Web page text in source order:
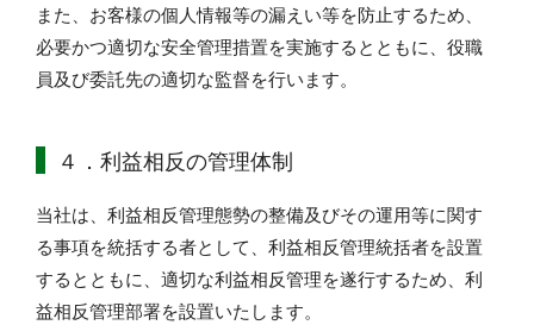
また、お客様の個人情報等の漏えい等を防止するため、
必要かつ適切な安全管理措置を実施するとともに、役職
員及び委託先の適切な監督を行います。
４．利益相反の管理体制
当社は、利益相反管理態勢の整備及びその運用等に関す
る事項を統括する者として、利益相反管理統括者を設置
するとともに、適切な利益相反管理を遂行するため、利
益相反管理部署を設置いたします。